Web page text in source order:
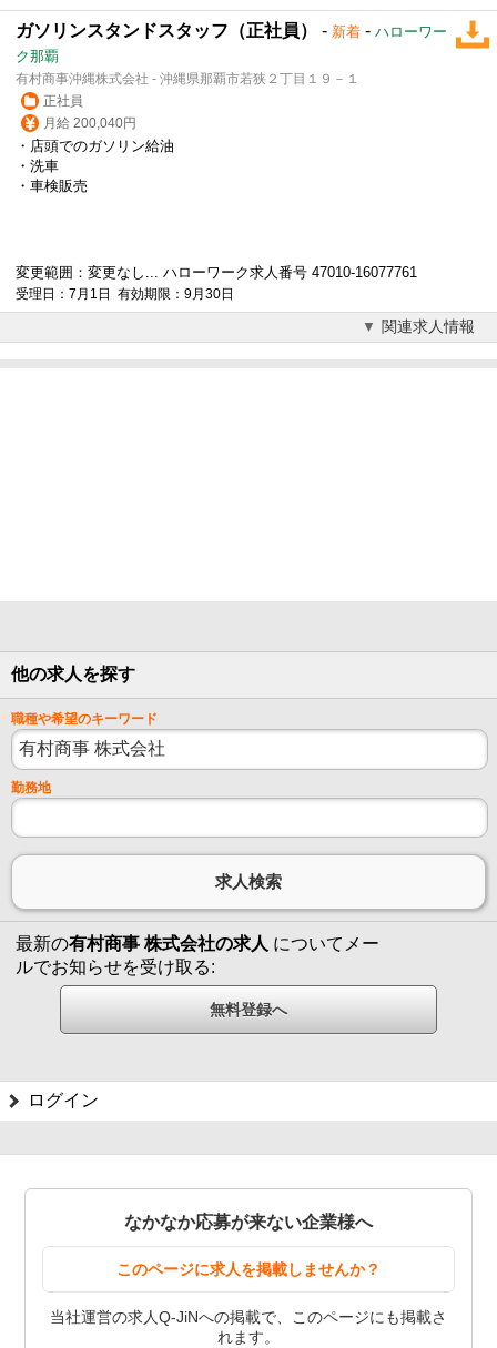
ガソリンスタンドスタッフ（正社員） - 新着 - ハローワー
ク那覇
有村商事沖縄株式会社 - 沖縄県那覇市若狭２丁目１９－１
正社員
月給 200,040円
・店頭でのガソリン給油
・洗車
・車検販売
変更範囲：変更なし... ハローワーク求人番号 47010-16077761
受理日：7月1日 有効期限：9月30日
関連求人情報
他の求人を探す
職種や希望のキーワード
勤務地
最新の有村商事 株式会社の求人 についてメー
ルでお知らせを受け取る:
ログイン
なかなか応募が来ない企業様へ
このページに求人を掲載しませんか？
当社運営の求人Q-JiNへの掲載で、このページにも掲載さ
れます。